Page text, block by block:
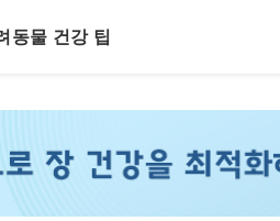
동물 건강 팁